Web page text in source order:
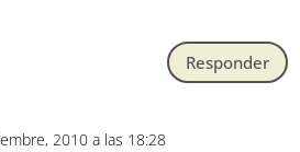
Responder
2010 a las 18:28